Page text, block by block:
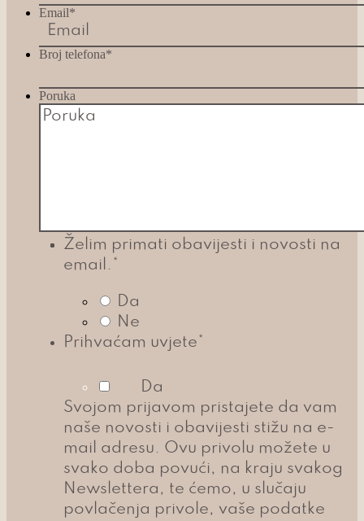
Email*
Broj telefona*
Poruka
Želim primati obavijesti i novosti na
email.
Da
Ne
Prihvaćam uvjete
Da
Svojom prijavom pristajete da vam
naše novosti i obavijesti stižu na e-
mail adresu. Ovu privolu možete u
svako doba povući, na kraju svakog
Newslettera, te ćemo, u slučaju
povlačenja privole, vaše podatke